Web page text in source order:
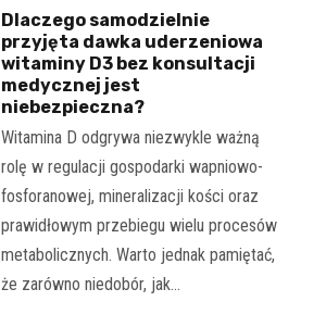
Dlaczego samodzielnie
przyjęta dawka uderzeniowa
witaminy D3 bez konsultacji
medycznej jest
niebezpieczna?
Witamina D odgrywa niezwykle ważną
rolę w regulacji gospodarki wapniowo-
fosforanowej, mineralizacji kości oraz
prawidłowym przebiegu wielu procesów
metabolicznych. Warto jednak pamiętać,
że zarówno niedobór, jak…